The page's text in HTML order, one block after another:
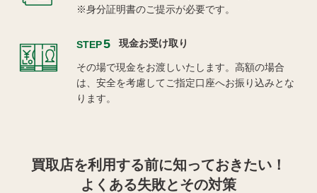
※身分証明書のご提示が必要です。
STEP5 現金お受け取り
その場で現金をお渡しいたします。高額の場合
は、安全を考慮してご指定口座へお振り込みとな
ります。
買取店を利用する前に知っておきたい！
よくある失敗とその対策